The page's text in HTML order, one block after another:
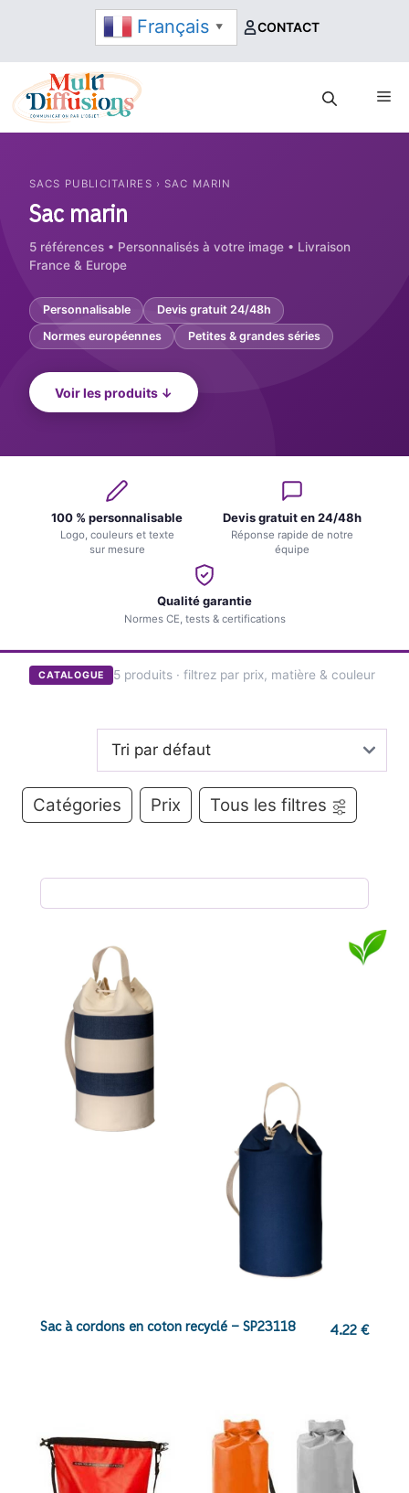
Français ▼ CONTACT
SACS PUBLICITAIRES › SAC MARIN
Sac marin
5 références • Personnalisés à votre image • Livraison
France & Europe
Personnalisable
Devis gratuit 24/48h
Normes européennes
Petites & grandes séries
Voir les produits ↓
100 % personnalisable
Logo, couleurs et texte
sur mesure
Devis gratuit en 24/48h
Réponse rapide de notre
équipe
Qualité garantie
Normes CE, tests & certifications
CATALOGUE 5 produits · filtrez par prix, matière & couleur
Catégories Prix Tous les filtres
Sac à cordons en coton recyclé – SP23118 4.22 €